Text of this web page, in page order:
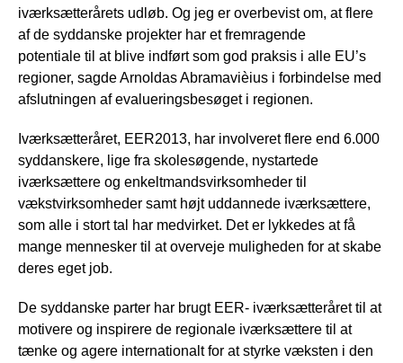
iværksætterårets udløb. Og jeg er overbevist om, at flere
af de syddanske projekter har et fremragende
potentiale til at blive indført som god praksis i alle EU’s
regioner, sagde Arnoldas Abramavièius i forbindelse med
afslutningen af evalueringsbesøget i regionen.
Iværksætteråret, EER2013, har involveret flere end 6.000
syddanskere, lige fra skolesøgende, nystartede
iværksættere og enkeltmandsvirksomheder til
vækstvirksomheder samt højt uddannede iværksættere,
som alle i stort tal har medvirket. Det er lykkedes at få
mange mennesker til at overveje muligheden for at skabe
deres eget job.
De syddanske parter har brugt EER- iværksætteråret til at
motivere og inspirere de regionale iværksættere til at
tænke og agere internationalt for at styrke væksten i den